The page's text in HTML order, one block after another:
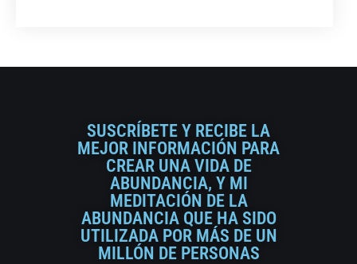
SUSCRÍBETE Y RECIBE LA
MEJOR INFORMACIÓN PARA
CREAR UNA VIDA DE
ABUNDANCIA, Y MI
MEDITACIÓN DE LA
ABUNDANCIA QUE HA SIDO
UTILIZADA POR MÁS DE UN
MILLÓN DE PERSONAS